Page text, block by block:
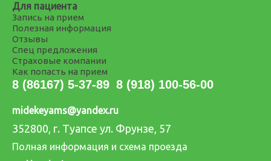
Для пациента
Запись на прием
Полезная информация
Отзывы
Спец предложения
Страховые компании
Как попасть на прием
8 (86167) 5-37-89 8 (918) 100-56-00
midekeyams@yandex.ru
352800, г. Туапсе ул. Фрунзе, 57
Полная информация и схема проезда